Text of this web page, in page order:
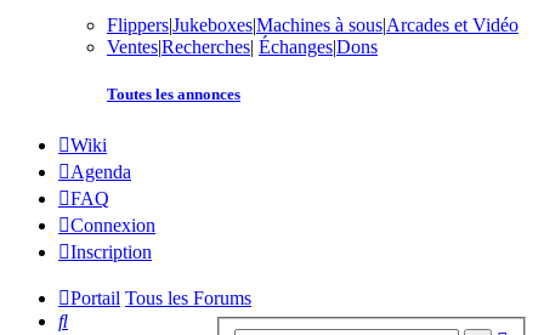
Flippers|Jukeboxes|Machines à sous|Arcades et Vidéo
Ventes|Recherches| Échanges|Dons
Toutes les annonces
Wiki
Agenda
FAQ
Connexion
Inscription
Portail Tous les Forums
Rechercher